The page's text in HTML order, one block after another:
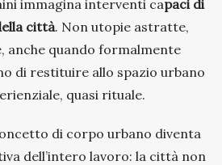
immagina interventi capaci di
città. Non utopie astratte,
anche quando formalmente
di restituire allo spazio urbano
quasi rituale.
di corpo urbano diventa
dell’intero lavoro: la città non